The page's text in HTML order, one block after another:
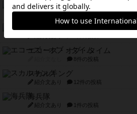
キャプテン・フリップ：イスラ
紹介文なし 2件の投稿
エコーズ・オブ・タイム
8件の投稿
スカルキング
紹介文あり 12件の投稿
海兵隊
紹介文あり 1件の投稿